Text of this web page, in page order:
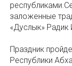
заложенные
«Дуслык» Радик
Праздник
Республики